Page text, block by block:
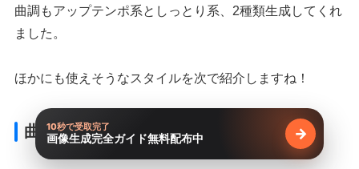
曲調もアップテンポ系としっとり系、2種類生成してくれ
ました。
ほかにも使えそうなスタイルを次で紹介しますね！
曲のスタイルを変化させてみる
10秒で受取完了
画像生成完全ガイド無料配布中 無料で受け
→